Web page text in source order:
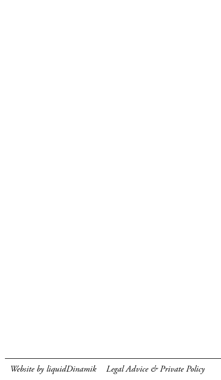
Website by liquidDinamik Legal Advice & Private Policy